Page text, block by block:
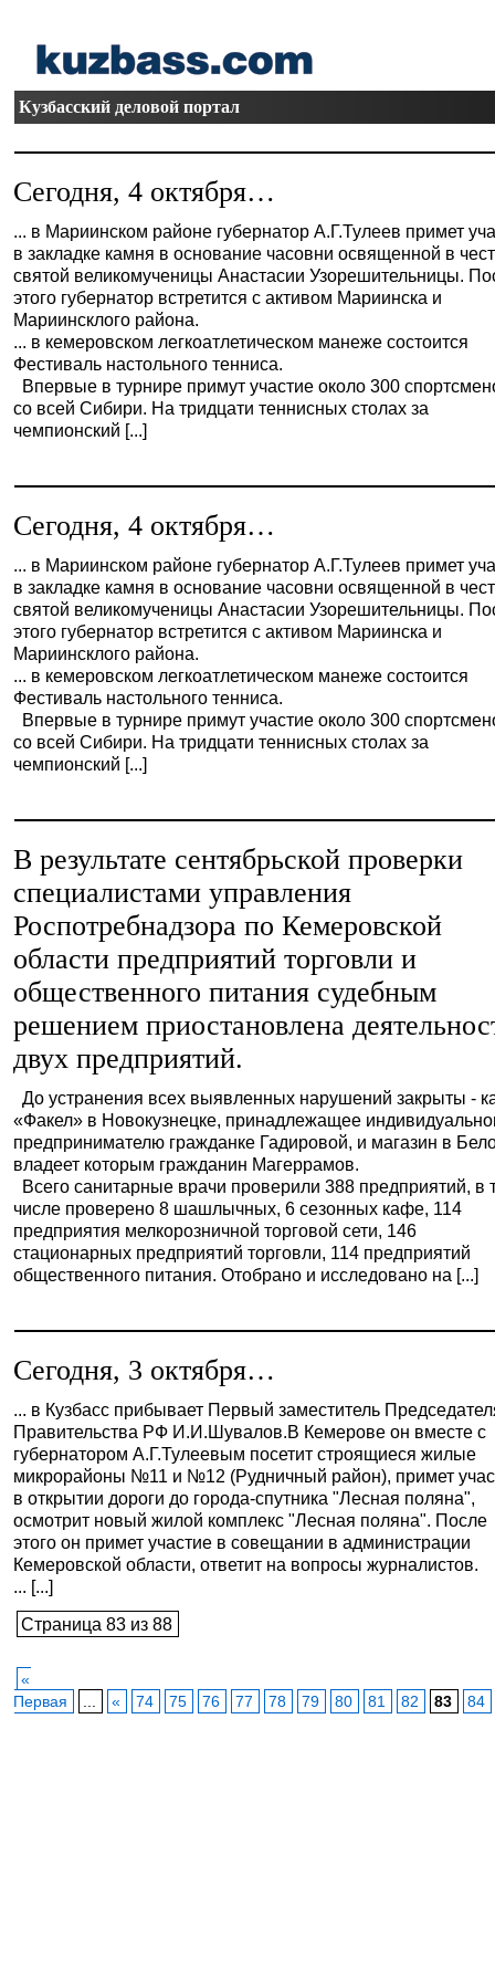
Кузбасский деловой портал
Сегодня, 4 октября…
... в Мариинском районе губернатор А.Г.Тулеев примет
в закладке камня в основание часовни освященной в
святой великомученицы Анастасии Узорешительницы.
этого губернатор встретится с активом Мариинска и
Мариинсклого района.
... в кемеровском легкоатлетическом манеже состоится
Фестиваль настольного тенниса.
Впервые в турнире примут участие около 300
со всей Сибири. На тридцати теннисных столах за
чемпионский [...]
Сегодня, 4 октября…
... в Мариинском районе губернатор А.Г.Тулеев примет
в закладке камня в основание часовни освященной в
святой великомученицы Анастасии Узорешительницы.
этого губернатор встретится с активом Мариинска и
Мариинсклого района.
... в кемеровском легкоатлетическом манеже состоится
Фестиваль настольного тенниса.
Впервые в турнире примут участие около 300
со всей Сибири. На тридцати теннисных столах за
чемпионский [...]
В результате сентябрьской проверки
специалистами управления
Роспотребнадзора по Кемеровской
области предприятий торговли и
общественного питания судебным
решением приостановлена
двух предприятий.
До устранения всех выявленных нарушений закрыты -
«Факел» в Новокузнецке, принадлежащее
предпринимателю гражданке Гадировой, и магазин в
владеет которым гражданин Магеррамов.
Всего санитарные врачи проверили 388 предприятий, в
числе проверено 8 шашлычных, 6 сезонных кафе, 114
предприятия мелкорозничной торговой сети, 146
стационарных предприятий торговли, 114 предприятий
общественного питания. Отобрано и исследовано на [...]
Сегодня, 3 октября…
... в Кузбасс прибывает Первый заместитель
Правительства РФ И.И.Шувалов.В Кемерове он вместе с
губернатором А.Г.Тулеевым посетит строящиеся жилые
микрорайоны №11 и №12 (Рудничный район), примет
в открытии дороги до города-спутника "Лесная поляна",
осмотрит новый жилой комплекс "Лесная поляна". После
этого он примет участие в совещании в администрации
Кемеровской области, ответит на вопросы журналистов.
... [...]
Страница 83 из 88
«
Первая
« 74 75 76 77 78 79 80 81 82 83 84